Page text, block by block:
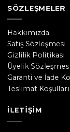
SÖZLEŞMELER
Hakkımızda
Satış Sözleşmesi
Gizlilik Politikası
Üyelik Sözleşmesi
Garanti ve İade
Teslimat Koşulları
İLETIŞIM